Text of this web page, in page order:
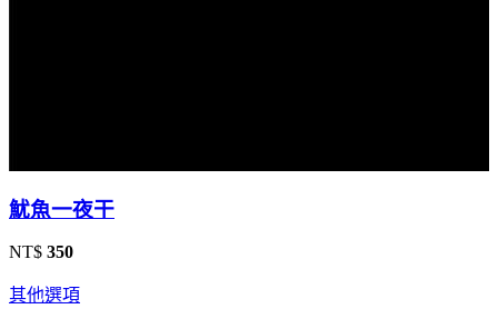
魷魚一夜干
NT$ 350
其他選項